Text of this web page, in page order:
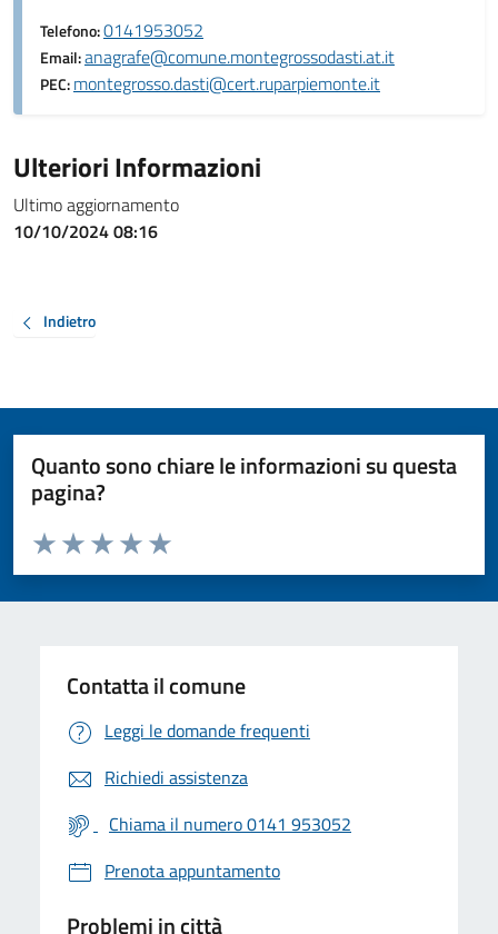
Telefono:0141953052
Email:anagrafe@comune.montegrossodasti.at.it
PEC:montegrosso.dasti@cert.ruparpiemonte.it
Ulteriori Informazioni
Ultimo aggiornamento
10/10/2024 08:16
Indietro
Quanto sono chiare le informazioni su questa
pagina?
Valuta da 1 a 5 stelle la pagina
Valuta 5 stelle su 5
Valuta 4 stelle su 5
Valuta 3 stelle su 5
Valuta 2 stelle su 5
Valuta 1 stelle su 5
Contatta il comune
Leggi le domande frequenti
Richiedi assistenza
Chiama il numero 0141 953052
Prenota appuntamento
Problemi in città